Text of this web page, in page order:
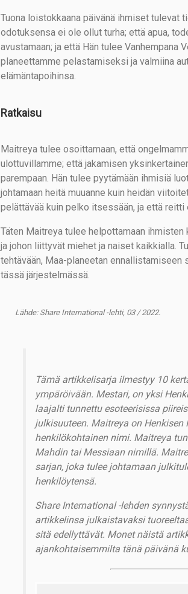
Tuona loistokkaana päivänä ihmiset tulevat
odotuksensa ei ole ollut turha; että apua,
avustamaan; ja että Hän tulee Vanhempana
planeettamme pelastamiseksi ja valmiina
elämäntapoihinsa.
Ratkaisu
Maitreya tulee osoittamaan, että
ulottuvillamme; että jakamisen
parempaan. Hän tulee pyytämään ihmisiä
johtamaan heitä muuanne kuin heidän
pelättävää kuin pelko itsessään, ja että reitti
Täten Maitreya tulee helpottamaan
ja johon liittyvät miehet ja naiset kaikkialla.
tehtävään, Maa-planeetan
tässä järjestelmässä.
Lähde: Share International -lehti, 03 / 2022.
Tämä artikkelisarja ilmestyy 10
ympäröivään. Mestari, on yksi
laajalti tunnettu esoteerisissa
julkisuuteen. Maitreya on
henkilökohtainen nimi. Maitreya
Mahdin tai Messiaan nimillä.
sarjan, joka tulee johtamaan
henkilöytensä.
Share International -lehden
artikkelinsa julkaistavaksi
sitä edellyttävät. Monet näistä
ajankohtaisemmilta tänä päivänä